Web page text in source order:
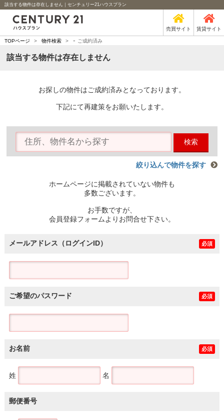
該当する物件は存在しません｜センチュリー21ハウスプラン
売買サイト 賃貸サイト
TOPページ > 物件検索 > - ご成約済み
該当する物件は存在しません
お探しの物件はご成約済みとなっております。
下記にて再建策をお願いたします。
検索
絞り込んで物件を探す
ホームページに掲載されていない物件も
多数ございます。
お手数ですが、
会員登録フォームよりお問合せ下さい。
メールアドレス（ログインID） 必須
ご希望のパスワード 必須
お名前 必須
姓 名
郵便番号